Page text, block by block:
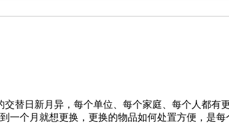
替日新月异，每个单位、每个家庭、每个人都
一个月就想更换，更换的物品如何处置方便，是每